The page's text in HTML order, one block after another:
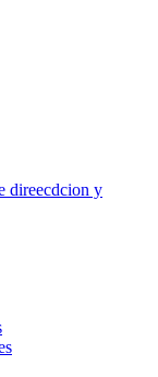
direecdcion y